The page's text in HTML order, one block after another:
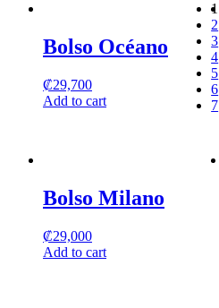
options
may
chosen
product
Bolso Océano
₡29,700
Add to cart
Bolso Milano
₡29,000
Add to cart
1
2
3
4
5
6
7